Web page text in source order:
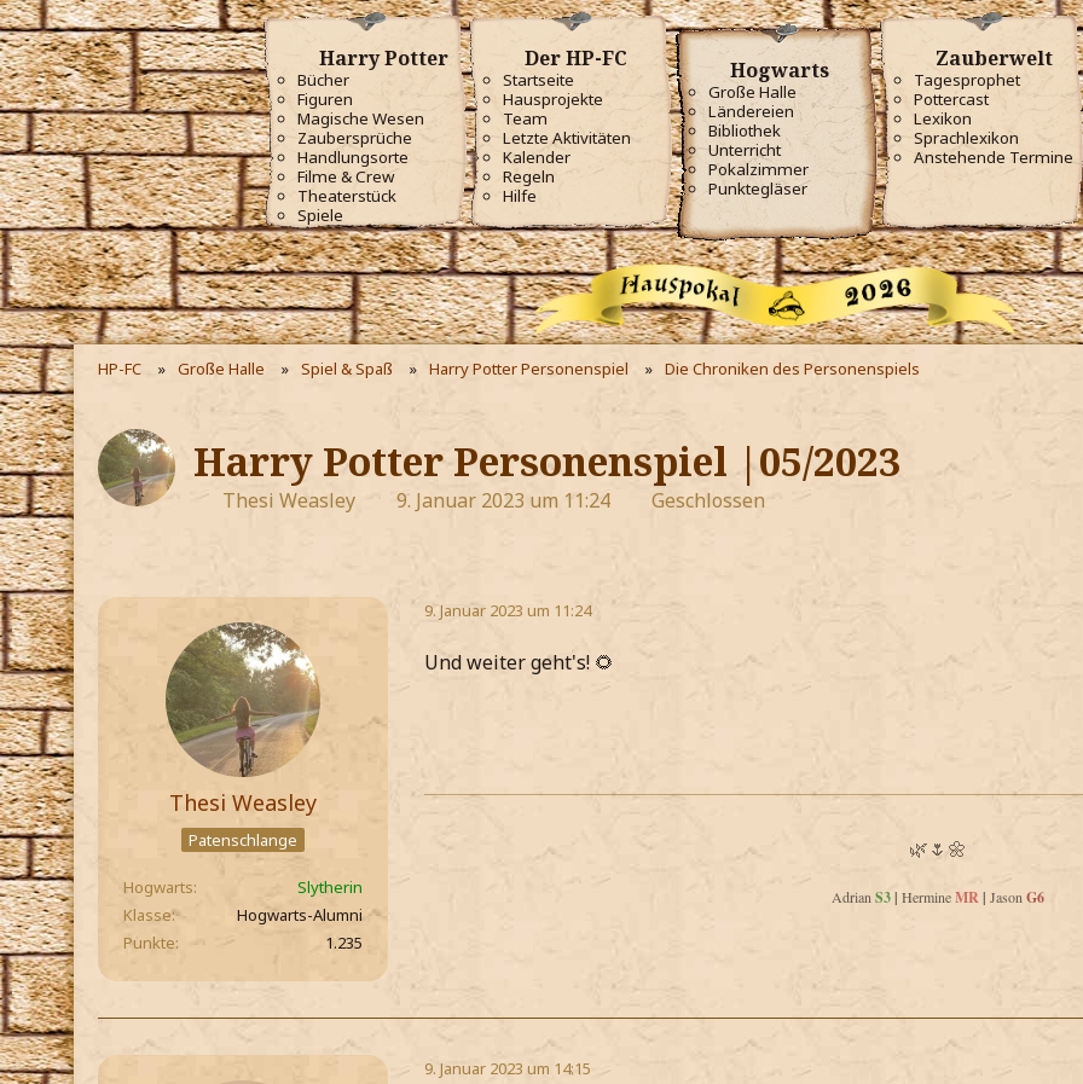
Harry Potter
Bücher
Figuren
Magische Wesen
Zaubersprüche
Handlungsorte
Filme & Crew
Theaterstück
Spiele
Der HP-FC
Startseite
Hausprojekte
Team
Letzte Aktivitäten
Kalender
Regeln
Hilfe
Hogwarts
Große Halle
Ländereien
Bibliothek
Unterricht
Pokalzimmer
Punktegläser
Zauberwelt
Tagesprophet
Pottercast
Lexikon
Sprachlexikon
Anstehende Termine
HP-FC Große Halle Spiel & Spaß Harry Potter Personenspiel Die Chroniken des Personenspiels
Harry Potter Personenspiel |05/2023
Thesi Weasley 9. Januar 2023 um 11:24 Geschlossen
Thesi Weasley
Patenschlange
Hogwarts
Slytherin
Klasse
Hogwarts-Alumni
Punkte
1.235
9. Januar 2023 um 11:24
Und weiter geht's! 🌻
🌿🌷🌼
AdrianS3| HermineMR| JasonG6
9. Januar 2023 um 14:15